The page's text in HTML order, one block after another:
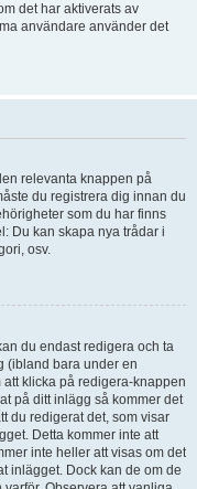
det har aktiverats av
användare använder det
relevanta knappen på
du registrera dig innan du
som du har finns
Du kan skapa nya trådar i
osv.
du endast redigera och ta
(ibland bara under en
klicka på redigera-knappen
på ditt inlägg så kommer det
du redigerat det, som visar
Detta kommer inte att
inte heller att visas om det
inlägget. Dock kan de om de